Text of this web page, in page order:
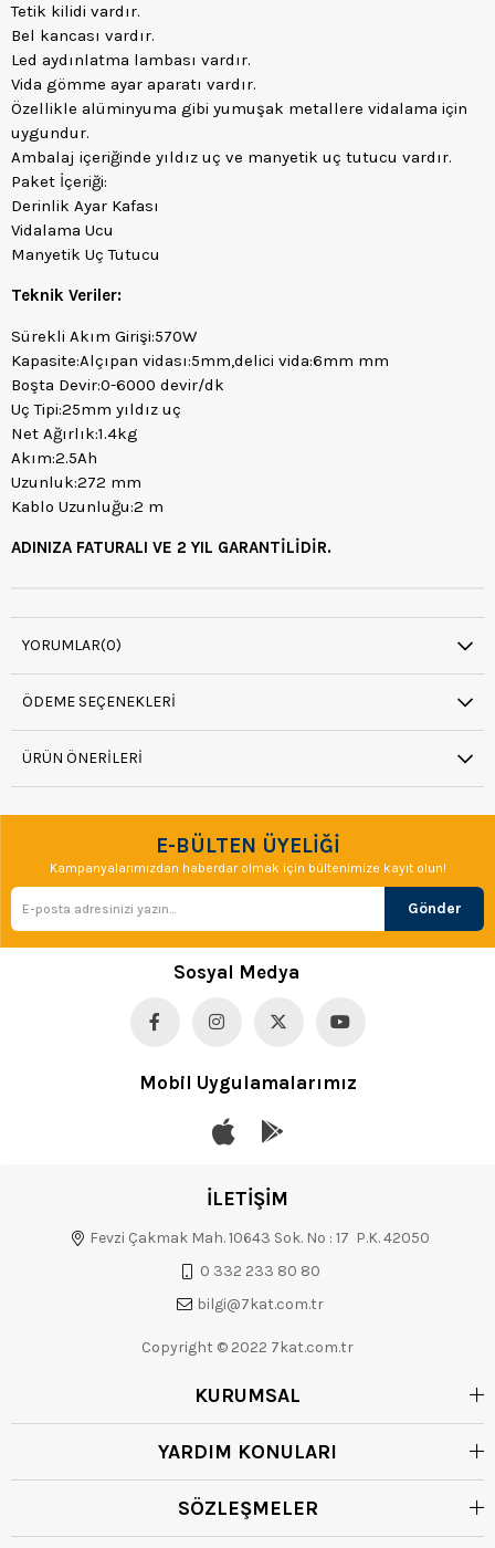
Tetik kilidi vardır.
Bel kancası vardır.
Led aydınlatma lambası vardır.
Vida gömme ayar aparatı vardır.
Özellikle alüminyuma gibi yumuşak metallere vidalama için
uygundur.
Ambalaj içeriğinde yıldız uç ve manyetik uç tutucu vardır.
Paket İçeriği:
Derinlik Ayar Kafası
Vidalama Ucu
Manyetik Uç Tutucu
Teknik Veriler:
Sürekli Akım Girişi:570W
Kapasite:Alçıpan vidası:5mm,delici vida:6mm mm
Boşta Devir:0-6000 devir/dk
Uç Tipi:25mm yıldız uç
Net Ağırlık:1.4kg
Akım:2.5Ah
Uzunluk:272 mm
Kablo Uzunluğu:2 m
ADINIZA FATURALI VE 2 YIL GARANTİLİDİR.
YORUMLAR(0)
ÖDEME SEÇENEKLERI
ÜRÜN ÖNERILERI
E-BÜLTEN ÜYELİĞİ
Kampanyalarımızdan haberdar olmak için bültenimize kayıt olun!
Gönder
Sosyal Medya
Mobil Uygulamalarımız
İLETİŞİM
Fevzi Çakmak Mah. 10643 Sok. No : 17 P.K. 42050
0 332 233 80 80
bilgi@7kat.com.tr
Copyright © 2022 7kat.com.tr
KURUMSAL
YARDIM KONULARI
SÖZLEŞMELER